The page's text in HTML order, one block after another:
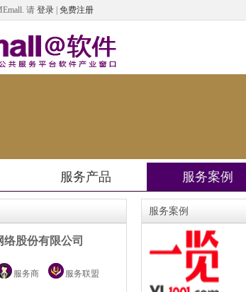
请 登录 免费注册
服务产品 服务案例
股份有限公司
服务商 服务联盟
服务案例